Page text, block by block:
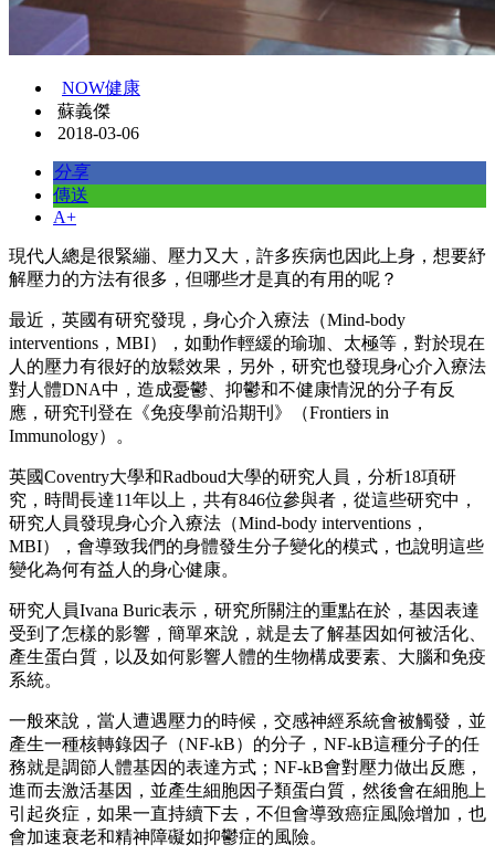
NOW健康
蘇義傑
2018-03-06
分享
傳送
A+
現代人總是很緊繃、壓力又大，許多疾病也因此上身，想要紓
解壓力的方法有很多，但哪些才是真的有用的呢？
最近，英國有研究發現，身心介入療法（Mind-body
interventions，MBI），如動作輕緩的瑜珈、太極等，對於現在
人的壓力有很好的放鬆效果，另外，研究也發現身心介入療法
對人體DNA中，造成憂鬱、抑鬱和不健康情況的分子有反
應，研究刊登在《免疫學前沿期刊》（Frontiers in
Immunology）。
英國Coventry大學和Radboud大學的研究人員，分析18項研
究，時間長達11年以上，共有846位參與者，從這些研究中，
研究人員發現身心介入療法（Mind-body interventions，
MBI），會導致我們的身體發生分子變化的模式，也說明這些
變化為何有益人的身心健康。
研究人員Ivana Buric表示，研究所關注的重點在於，基因表達
受到了怎樣的影響，簡單來說，就是去了解基因如何被活化、
產生蛋白質，以及如何影響人體的生物構成要素、大腦和免疫
系統。
一般來說，當人遭遇壓力的時候，交感神經系統會被觸發，並
產生一種核轉錄因子（NF-kB）的分子，NF-kB這種分子的任
務就是調節人體基因的表達方式；NF-kB會對壓力做出反應，
進而去激活基因，並產生細胞因子類蛋白質，然後會在細胞上
引起炎症，如果一直持續下去，不但會導致癌症風險增加，也
會加速衰老和精神障礙如抑鬱症的風險。